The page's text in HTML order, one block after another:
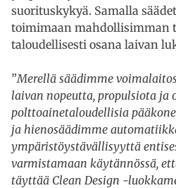
suorituskykyä. Samalla
toimimaan mahdollisimman
taloudellisesti osana laivan
”Merellä säädimme
laivan nopeutta, propulsiota ja
polttoainetaloudellisia
ja hienosäädimme
ympäristöystävällisyyttä
varmistamaan käytännössä,
täyttää Clean Design -